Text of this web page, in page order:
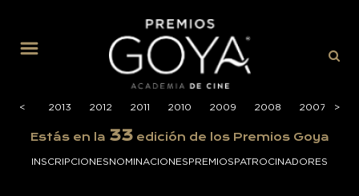
<
<
2014 2013 2012 2011 2010 2009 2008 2007 >
>
Estás en la 33edición de los Premios Goya
INSCRIPCIONESNOMINACIONESPREMIOSPATROCINADORES